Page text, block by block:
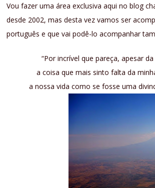
Vou fazer uma área exclusiva aqui no blog
desde 2002, mas desta vez vamos ser
português e que vai podê-lo acompanhar
“Por incrível que pareça, apesar
a coisa que mais sinto falta da
a nossa vida como se fosse uma